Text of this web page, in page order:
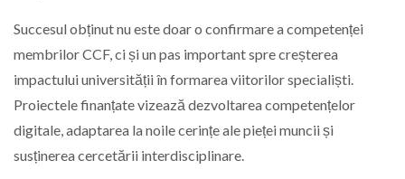
Succesul obținut nu este doar o confirmare a competenței
membrilor CCF, ci și un pas important spre creșterea
impactului universității în formarea viitorilor specialiști.
Proiectele finanțate vizează dezvoltarea competențelor
digitale, adaptarea la noile cerințe ale pieței muncii și
susținerea cercetării interdisciplinare.